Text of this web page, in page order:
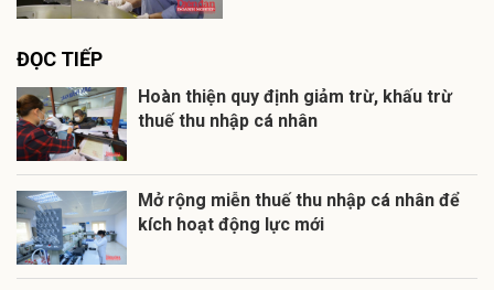
ĐỌC TIẾP
Hoàn thiện quy định giảm trừ, khấu trừ
thuế thu nhập cá nhân
Mở rộng miễn thuế thu nhập cá nhân để
kích hoạt động lực mới